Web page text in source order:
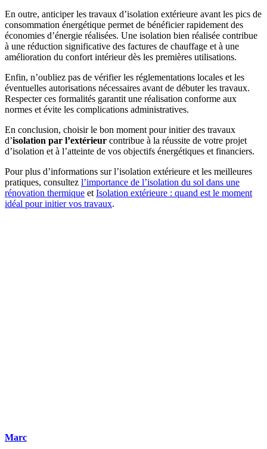
En outre, anticiper les travaux d’isolation extérieure avant les pics de
consommation énergétique permet de bénéficier rapidement des
économies d’énergie réalisées. Une isolation bien réalisée contribue
à une réduction significative des factures de chauffage et à une
amélioration du confort intérieur dès les premières utilisations.
Enfin, n’oubliez pas de vérifier les réglementations locales et les
éventuelles autorisations nécessaires avant de débuter les travaux.
Respecter ces formalités garantit une réalisation conforme aux
normes et évite les complications administratives.
En conclusion, choisir le bon moment pour initier des travaux
d’isolation par l’extérieur contribue à la réussite de votre projet
d’isolation et à l’atteinte de vos objectifs énergétiques et financiers.
Pour plus d’informations sur l’isolation extérieure et les meilleures
pratiques, consultez l’importance de l’isolation du sol dans une
rénovation thermique etIsolation extérieure : quand est le moment
idéal pour initier vos travaux.
Marc